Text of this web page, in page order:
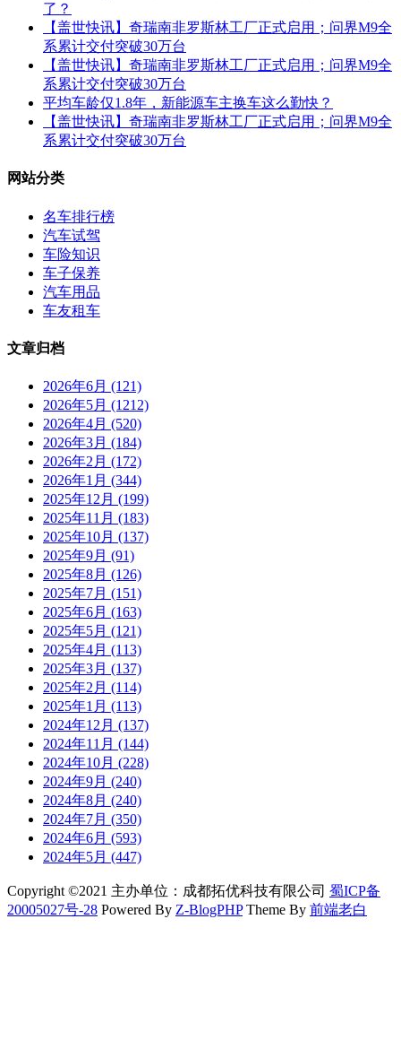
了？
【盖世快讯】奇瑞南非罗斯林工厂正式启用；问界M9全
系累计交付突破30万台
【盖世快讯】奇瑞南非罗斯林工厂正式启用；问界M9全
系累计交付突破30万台
平均车龄仅‌1.8年，新能源车主换车这么勤快？
【盖世快讯】奇瑞南非罗斯林工厂正式启用；问界M9全
系累计交付突破30万台
网站分类
名车排行榜
汽车试驾
车险知识
车子保养
汽车用品
车友租车
文章归档
2026年6月 (121)
2026年5月 (1212)
2026年4月 (520)
2026年3月 (184)
2026年2月 (172)
2026年1月 (344)
2025年12月 (199)
2025年11月 (183)
2025年10月 (137)
2025年9月 (91)
2025年8月 (126)
2025年7月 (151)
2025年6月 (163)
2025年5月 (121)
2025年4月 (113)
2025年3月 (137)
2025年2月 (114)
2025年1月 (113)
2024年12月 (137)
2024年11月 (144)
2024年10月 (228)
2024年9月 (240)
2024年8月 (240)
2024年7月 (350)
2024年6月 (593)
2024年5月 (447)
Copyright ©2021 主办单位：成都拓优科技有限公司 蜀ICP备
20005027号-28 Powered By Z-BlogPHPTheme By 前端老白